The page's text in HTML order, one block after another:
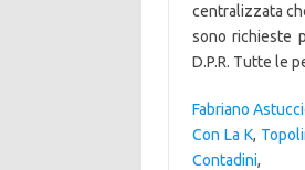
centralizzata
sono richieste
D.P.R. Tutte le
Fabriano
Con La K,
Contadini,